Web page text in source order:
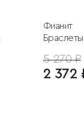
Фианит
5 270 ₽
2 372